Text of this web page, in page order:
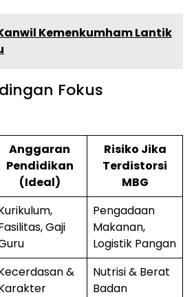
Kemenkumham Lantik
Fokus
Anggaran
Pendidikan
(Ideal)
Risiko Jika
Terdistorsi
MBG
Gaji
Pengadaan
Makanan,
Logistik Pangan
&
Nutrisi & Berat
Badan